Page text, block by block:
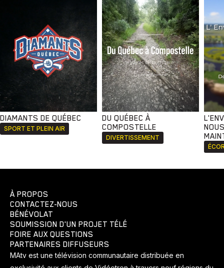
DIAMANTS DE QUÉBEC
SPORT ET PLEIN AIR
DU QUÉBEC À
COMPOSTELLE
DIVERTISSEMENT
À PROPOS
CONTACTEZ-NOUS
BÉNÉVOLAT
SOUMISSION D'UN PROJET TÉLÉ
FOIRE AUX QUESTIONS
PARTENAIRES DIFFUSEURS
MAtv est une télévision communautaire distribuée en